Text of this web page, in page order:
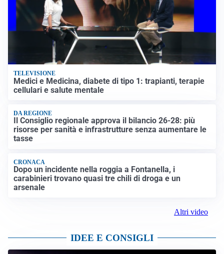
TELEVISIONE
Medici e Medicina, diabete di tipo 1: trapianti, terapie
cellulari e salute mentale
DA REGIONE
Il Consiglio regionale approva il bilancio 26-28: più
risorse per sanità e infrastrutture senza aumentare le
tasse
CRONACA
Dopo un incidente nella roggia a Fontanella, i
carabinieri trovano quasi tre chili di droga e un
arsenale
Altri video
IDEE E CONSIGLI